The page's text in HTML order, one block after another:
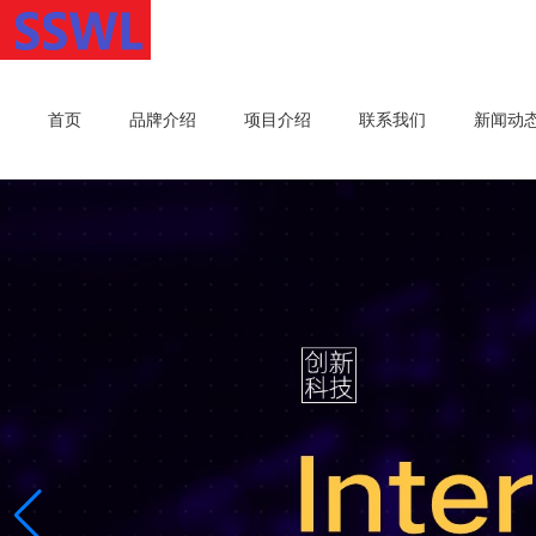
首页 品牌介绍 项目介绍 联系我们 新闻动